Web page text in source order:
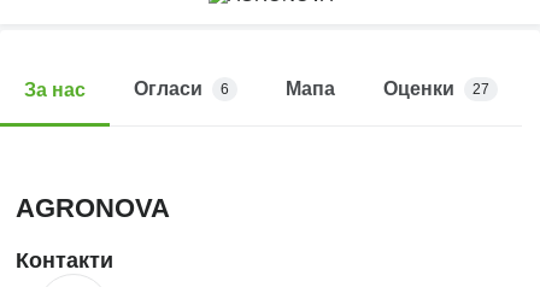
За нас Огласи 6 Мапа Оценки 27
AGRONOVA
Контакти